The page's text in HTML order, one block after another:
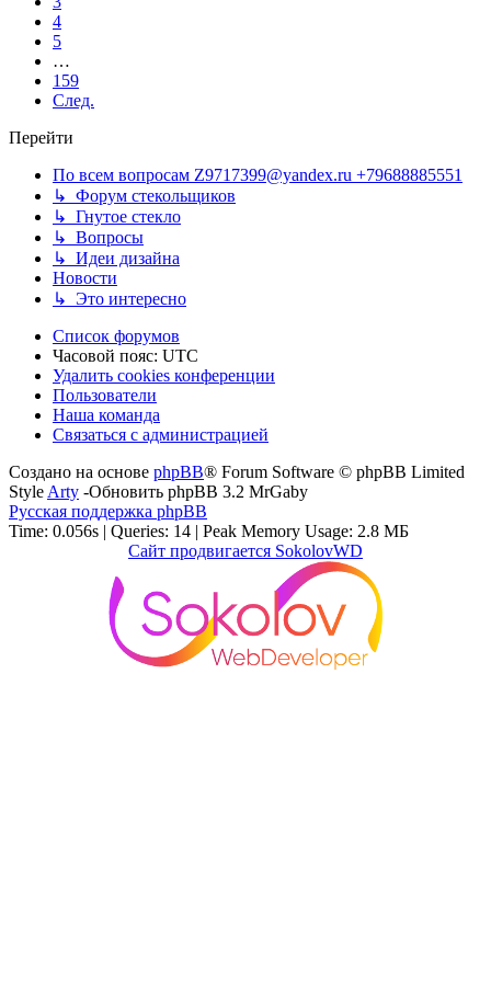
4
5
…
159
След.
Перейти
По всем вопросам Z9717399@yandex.ru +79688885551
↳ Форум стекольщиков
↳ Гнутое стекло
↳ Вопросы
↳ Идеи дизайна
Новости
↳ Это интересно
Список форумов
Часовой пояс: UTC
Удалить cookies конференции
Пользователи
Наша команда
Связаться с администрацией
Создано на основе phpBB® Forum Software © phpBB Limited
StyleArty -Обновить phpBB 3.2 MrGaby
Русская поддержка phpBB
Time: 0.056s | Queries: 14 | Peak Memory Usage: 2.8 МБ
Сайт продвигается SokolovWD